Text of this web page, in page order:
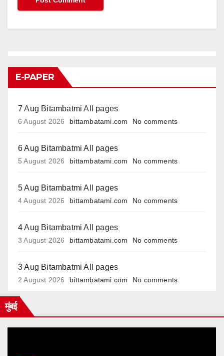
E-PAPER
7 Aug Bitambatmi All pages
6 August 2026 bittambatami.com No comments
6 Aug Bitambatmi All pages
5 August 2026 bittambatami.com No comments
5 Aug Bitambatmi All pages
4 August 2026 bittambatami.com No comments
4 Aug Bitambatmi All pages
3 August 2026 bittambatami.com No comments
3 Aug Bitambatmi All pages
2 August 2026 bittambatami.com No comments
मुंबई